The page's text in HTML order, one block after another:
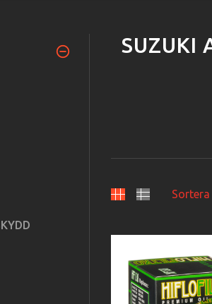
SUZUKI
Sortera